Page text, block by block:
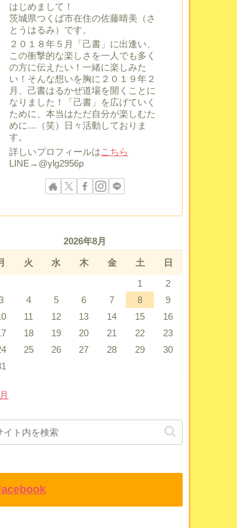
はじめまして！
茨城県つくば市在住の佐藤晴美（さ
とうはるみ）です。
２０１８年５月「己書」に出逢い、
この衝撃的な楽しさを一人でも多く
の方に伝えたい！一緒に楽しみた
い！そんな想いを胸に２０１９年２
月、己書はるかぜ道場を開くことに
なりました！「己書」を広げていく
ために、本当はただ自分が楽しむた
めに…（笑）日々活動しておりま
す。
詳しいプロフィールはこちら
LINE→@ylg2956p
2026年8月
火 水 木 金 土
日
1
2
4 5 6 7 8
9
11 12 13 14 15
16
18 19 20 21 22
23
25 26 27 28 29
30